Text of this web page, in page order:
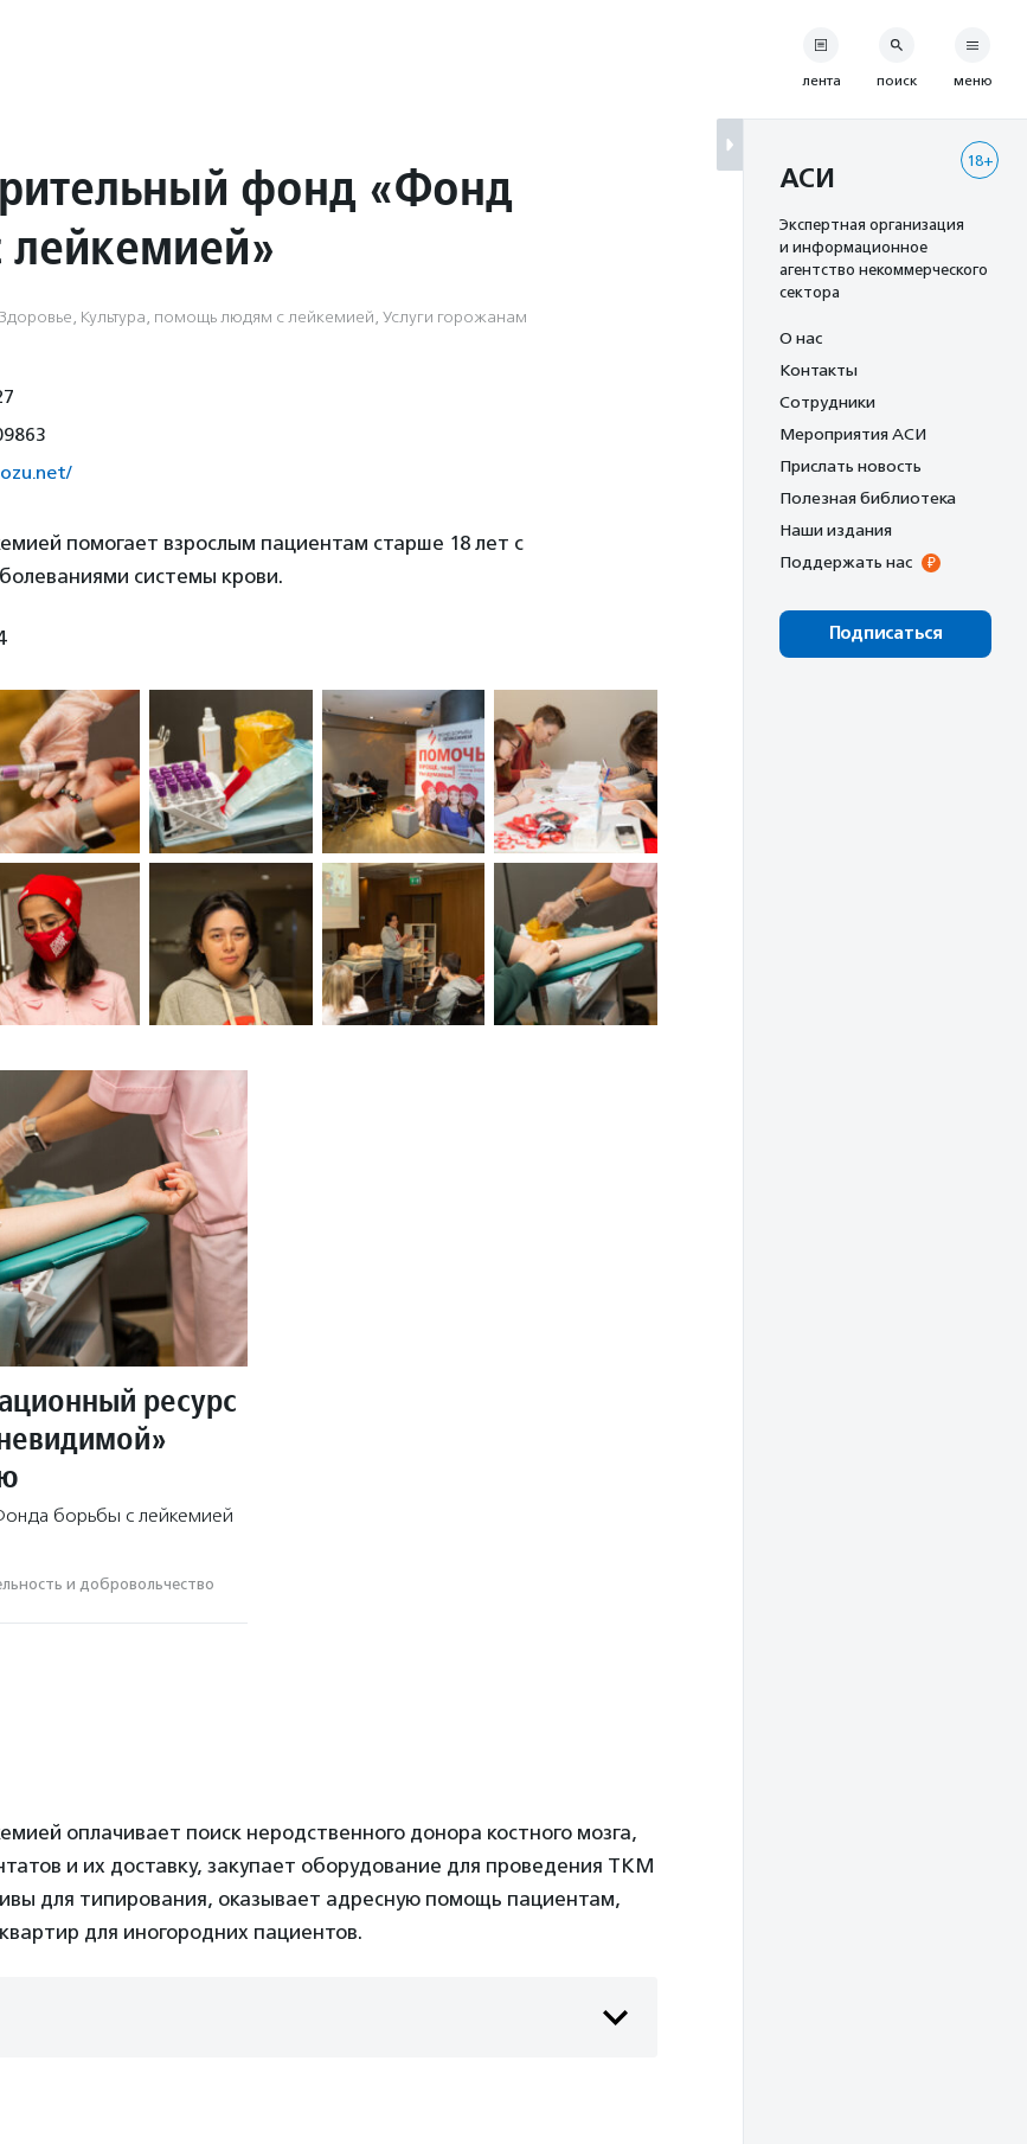
фонд «Фонд
Культура, помощь людям с лейкемией, Услуги горожанам
помогает взрослым пациентам старше 18 лет с
системы крови.
ресурс
борьбы с лейкемией
и доброволь­чест­во
оплачивает поиск неродственного донора костного мозга,
и их доставку, закупает оборудование для проведения ТКМ
для типирования, оказывает адресную помощь пациентам,
для иногородних пациентов.
лента поиск меню
18+
АСИ
Экспертная организация
и информационное
агентство некоммерческого
сектора
О нас
Контакты
Сотрудники
Мероприятия АСИ
Прислать новость
Полезная библиотека
Наши издания
Поддержать нас
Подписаться